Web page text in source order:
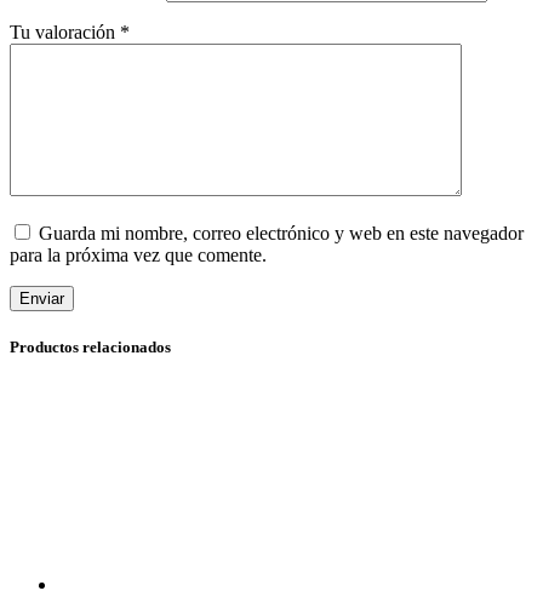
Tu valoración *
Guarda mi nombre, correo electrónico y web en este navegador
para la próxima vez que comente.
Enviar
Productos relacionados